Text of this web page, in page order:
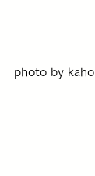
photo by kaho